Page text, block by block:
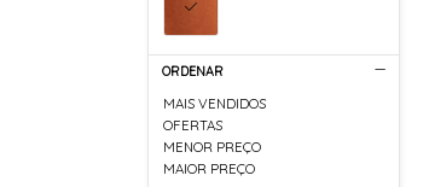
ORDENAR
MAIS VENDIDOS
OFERTAS
MENOR PREÇO
MAIOR PREÇO